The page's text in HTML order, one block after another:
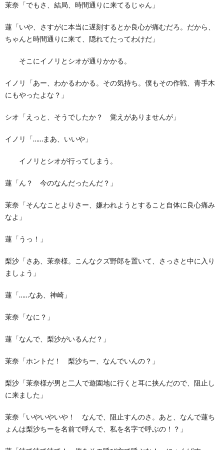
茉奈「でもさ、結局、時間通りに来てるじゃん」
蓮「いや、さすがに本当に遅刻するとか良心が痛むだろ。だから、
ちゃんと時間通りに来て、隠れてたってわけだ」
そこにイノリとシオが通りかかる。
イノリ「あー、わかるわかる。その気持ち。僕もその作戦、青手木
にもやったよな？」
シオ「えっと、そうでしたか？ 覚えがありませんが」
イノリ「……まあ、いいや」
イノリとシオが行ってしまう。
蓮「ん？ 今のなんだったんだ？」
茉奈「そんなことよりさー、嫌われようとすること自体に良心痛み
なよ」
蓮「うっ！」
梨沙「さあ、茉奈様。こんなクズ野郎を置いて、さっさと中に入り
ましょう」
蓮「……なあ、神崎」
茉奈「なに？」
蓮「なんで、梨沙がいるんだ？」
茉奈「ホントだ！ 梨沙ちー、なんでいんの？」
梨沙「茉奈様が男と二人で遊園地に行くと耳に挟んだので、阻止し
に来ました」
茉奈「いやいやいや！ なんで、阻止すんのさ。あと、なんで蓮ち
ょんは梨沙ちーを名前で呼んで、私を名字で呼ぶの！？」